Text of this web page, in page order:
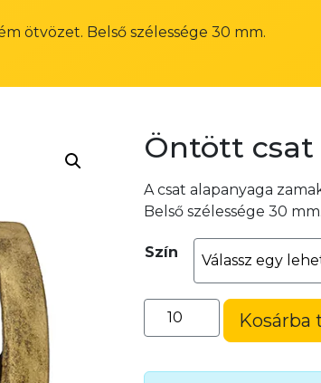
ötvözet. Belső szélessége 30 mm.
Öntött csat
A csat alapanyaga
Belső szélessége 30 mm.
Szín
Öntött
csat
30)
Kosárba